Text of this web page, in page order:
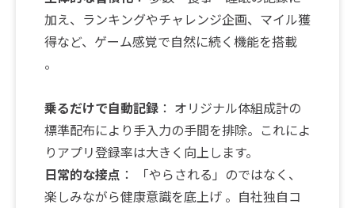
加え、ランキングやチャレンジ企画、マイル獲
得など、ゲーム感覚で自然に続く機能を搭載
。
乗るだけで自動記録 ： オリジナル体組成計の
標準配布により手入力の手間を排除。これによ
りアプリ登録率は大きく向上します。
日常的な接点 ： 「やらされる」のではなく、
楽しみながら健康意識を底上げ 。自社独自コ